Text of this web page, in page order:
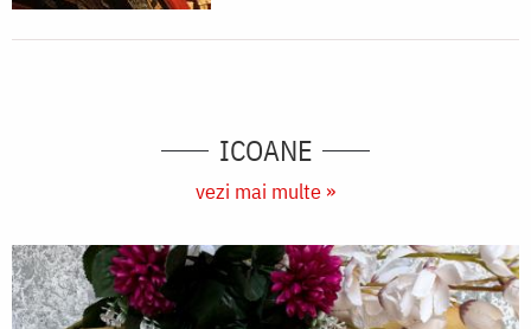
ICOANE
vezi mai multe »